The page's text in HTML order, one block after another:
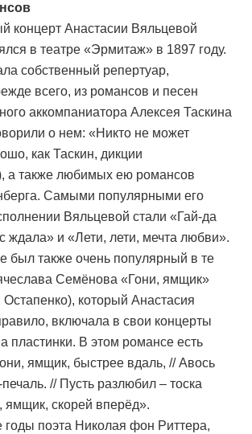
концерт Анастасии Вяльцевой
в театре «Эрмитаж» в 1897 году.
собственный репертуар,
всего, из романсов и песен
аккомпаниатора Алексея Таскина
о нем: «Никто не может
как Таскин, дикции
а также любимых ею романсов
Самыми популярными его
Вяльцевой стали «Гай-да
ждала» и «Лети, лети, мечта любви».
был также очень популярный в те
Семёнова «Гони, ямщик»
Остапенко), который Анастасия
включала в свои концерты
пластинки. В этом романсе есть
ямщик, быстрее вдаль, // Авось
// Пусть разлюбил – тоска
ямщик, скорей вперёд».
годы поэта Николая фон Риттера,